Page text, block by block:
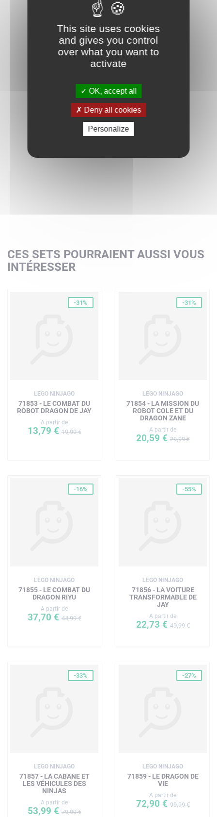
CES SETS POURRAIENT AUSSI VOUS
INTÉRESSER
-31%
LEGO NINJAGO
71853 - LE COMBAT DU
ROBOT DRAGON DE JAY
A partir de
13,79 €19,99 €
-31%
LEGO NINJAGO
71854 - LA MISSION DU
ROBOT COLE ET DU
DRAGON ZANE
A partir de
20,59 €29,99 €
-16%
LEGO NINJAGO
71855 - LE COMBAT DU
DRAGON RIYU
A partir de
37,70 €44,99 €
-55%
LEGO NINJAGO
71856 - LA VOITURE
TRANSFORMABLE DE
JAY
A partir de
22,73 €49,99 €
-33%
LEGO NINJAGO
71857 - LA CABANE ET
LES VÉHICULES DES
NINJAS
A partir de
53,99 €79,99 €
-27%
LEGO NINJAGO
71859 - LE DRAGON DE
VIE
A partir de
72,90 €99,99 €
This site uses cookies
and gives you control
over what you want to
activate
OK, accept all
Deny all cookies
Personalize